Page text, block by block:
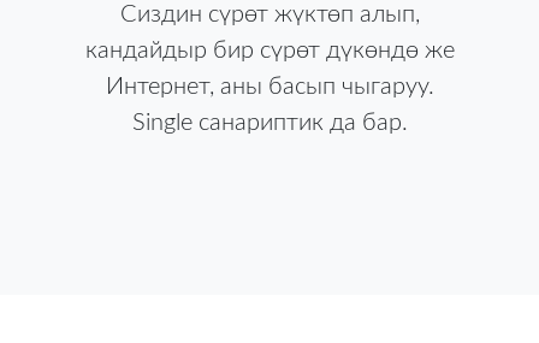
Сиздин сүрөт жүктөп алып,
кандайдыр бир сүрөт дүкөндө же
Интернет, аны басып чыгаруу.
Single санариптик да бар.